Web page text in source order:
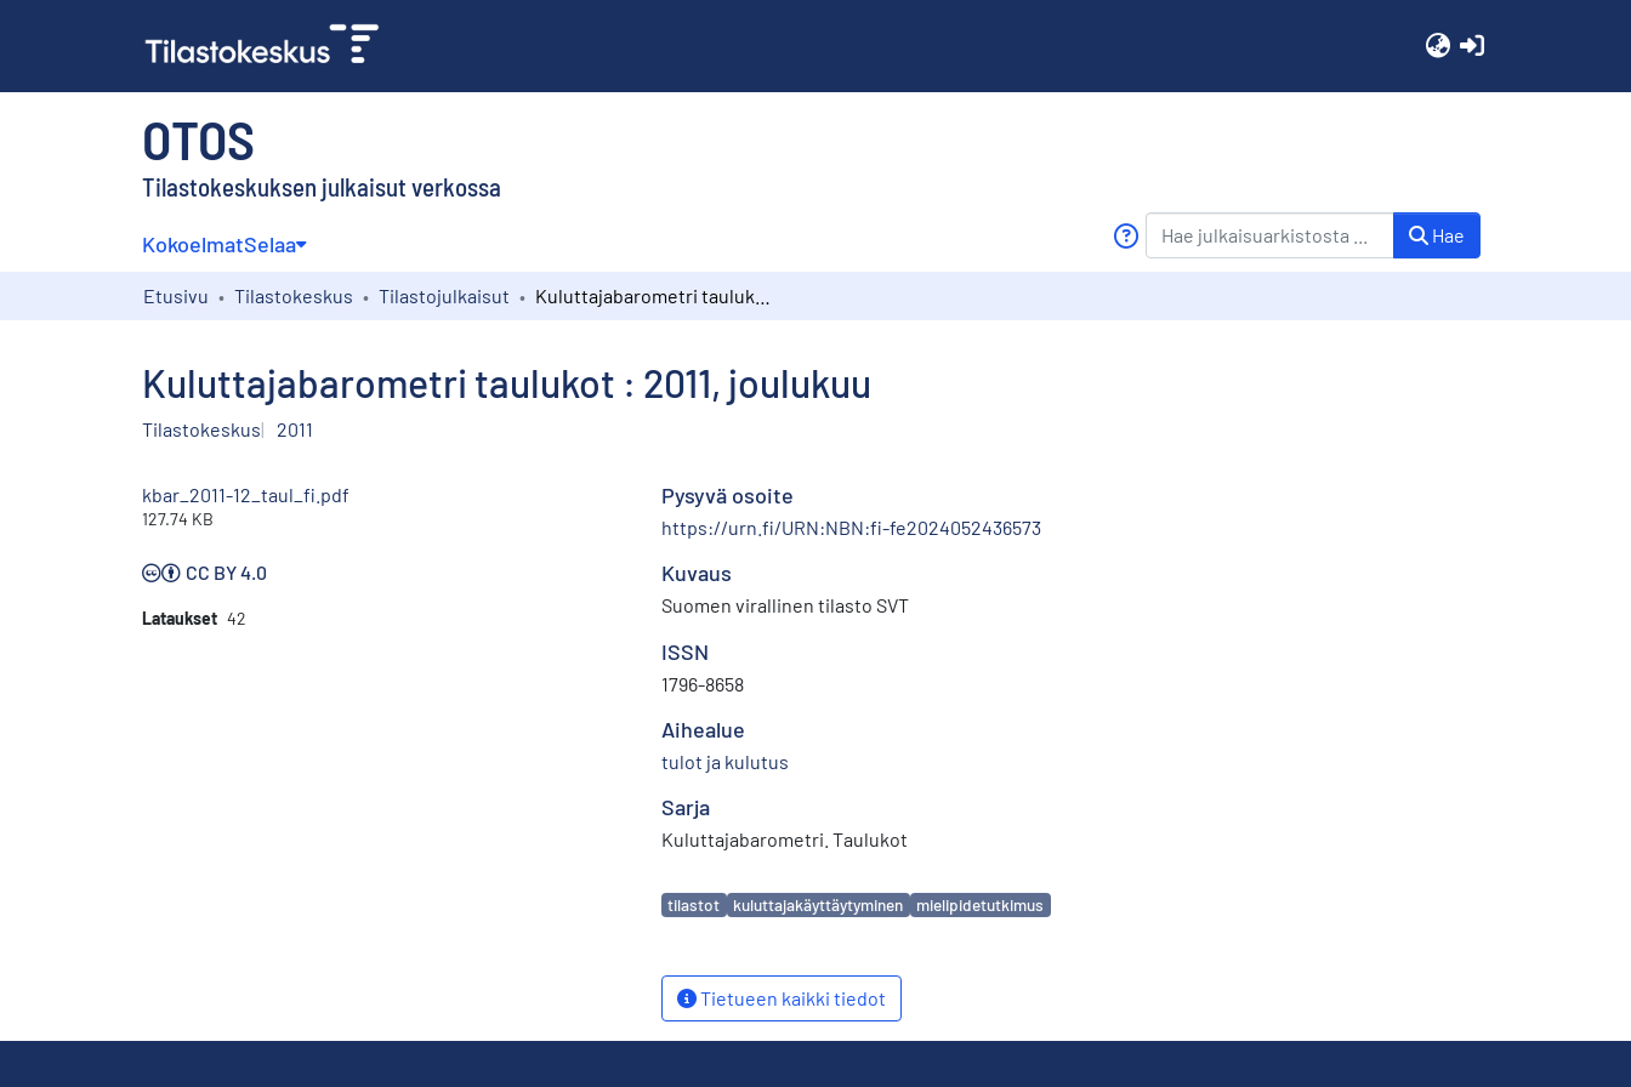
OTOS
Tilastokeskuksen julkaisut verkossa
KokoelmatSelaa Hae
Etusivu Tilastokeskus Tilastojulkaisut
Kuluttajabarometri taulukot : 2011, joulukuu
Tilastokeskus 2011
kbar_2011-12_taul_fi.pdf
127.74 KB
CC BY 4.0
Lataukset 42
Pysyvä osoite
https://urn.fi/URN:NBN:fi-fe2024052436573
Kuvaus
Suomen virallinen tilasto SVT
ISSN
1796-8658
Aihealue
tulot ja kulutus
Sarja
Kuluttajabarometri. Taulukot
Avainsanat
tilastot kuluttajakäyttäytyminen mielipidetutkimus
Tietueen kaikki tiedot